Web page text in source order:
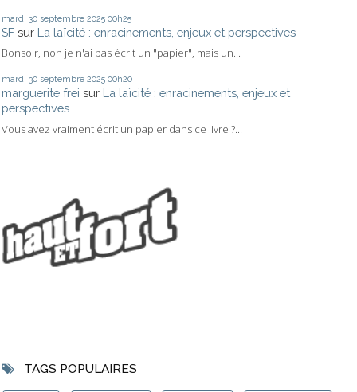
mardi 30 septembre 2025 00h25
SF sur La laïcité : enracinements, enjeux et perspectives
Bonsoir, non je n'ai pas écrit un "papier", mais un...
mardi 30 septembre 2025 00h20
marguerite frei sur La laïcité : enracinements, enjeux et
perspectives
Vous avez vraiment écrit un papier dans ce livre ?...
TAGS POPULAIRES